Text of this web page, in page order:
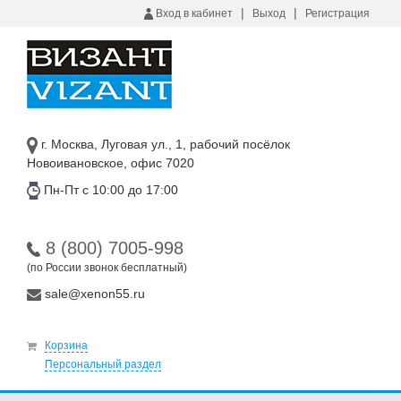
Вход в кабинет | Выход | Регистрация
г. Москва, Луговая ул., 1, рабочий посёлок
Новоивановское, офис 7020
Пн-Пт с 10:00 до 17:00
8 (800) 7005-998
(по России звонок бесплатный)
sale@xenon55.ru
Корзина
Персональный раздел